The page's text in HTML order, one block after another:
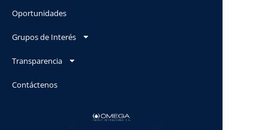
Oportunidades
Grupos de Interés
Transparencia
Contáctenos